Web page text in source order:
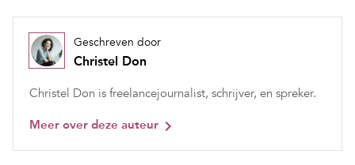
Geschreven door
Christel Don
Christel Don is freelancejournalist, schrijver, en spreker.
Meer over deze auteur